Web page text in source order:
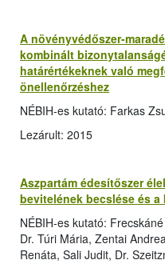
A növényvédőszer-
kombinált
határértékeknek való
önellenőrzéshez
NÉBIH-es kutató: Farkas
Lezárult: 2015
Aszpartám édesítőszer
bevitelének becslése és a
NÉBIH-es kutató:
Dr. Túri Mária, Zentai
Renáta, Sali Judit, Dr.